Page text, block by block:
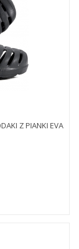
Z PIANKI EVA